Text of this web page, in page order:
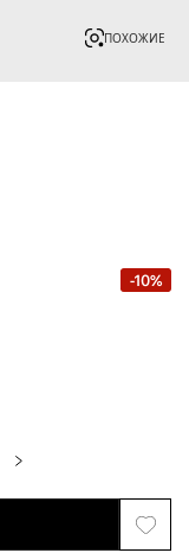
ПОХОЖИЕ
-10%